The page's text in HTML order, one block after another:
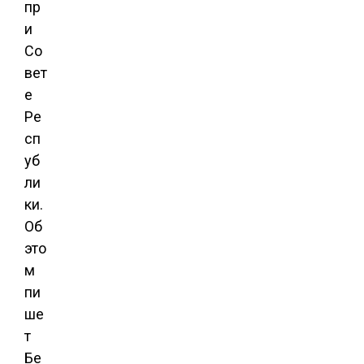
пр
и
Со
вет
е
Ре
сп
уб
ли
ки.
Об
это
м
пи
ше
т
Бе